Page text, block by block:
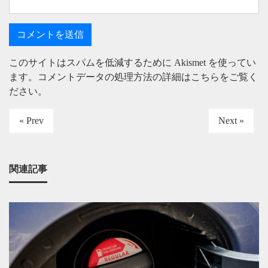
このサイトはスパムを低減するために Akismet を使ってい
ます。
コメントデータの処理方法の詳細はこちらをご覧く
ださい。
« Prev Next »
関連記事